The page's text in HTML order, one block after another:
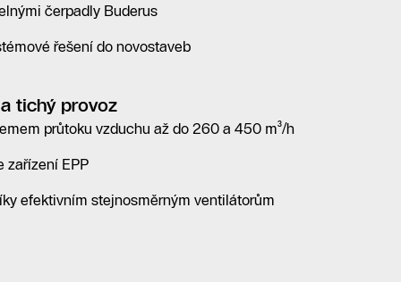
čerpadly Buderus
řešení do novostaveb
tichý provoz
průtoku vzduchu až do 260 a 450 m³/h
zařízení EPP
efektivním stejnosměrným ventilátorům